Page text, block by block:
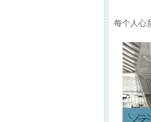
每个人心